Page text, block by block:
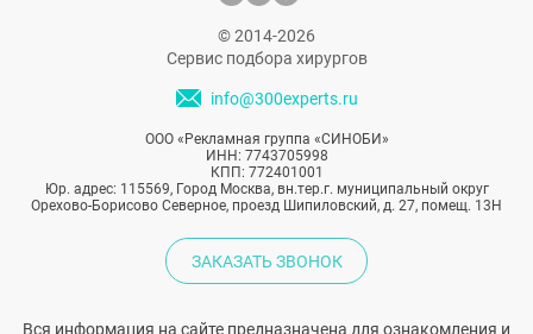
© 2014-2026
Сервис подбора хирургов
info@300experts.ru
ООО «Рекламная группа «СИНОБИ»
ИНН: 7743705998
КПП: 772401001
Юр. адрес: 115569, Город Москва, вн.тер.г. муниципальный округ
Орехово-Борисово Северное, проезд Шипиловский, д. 27, помещ. 13Н
ЗАКАЗАТЬ ЗВОНОК
Вся информация на сайте предназначена для ознакомления и